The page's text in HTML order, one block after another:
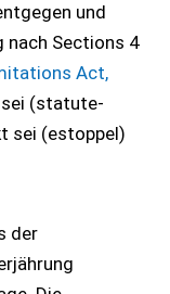
und
nach Sections 4
Act,
sei (statute-
sei (estoppel)
der